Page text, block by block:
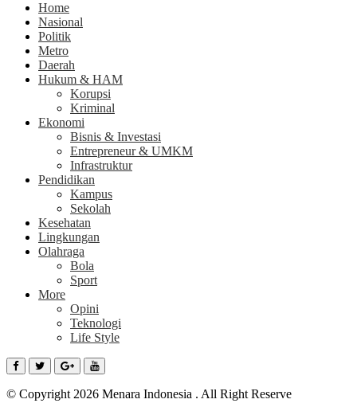
Home
Nasional
Politik
Metro
Daerah
Hukum & HAM
Korupsi
Kriminal
Ekonomi
Bisnis & Investasi
Entrepreneur & UMKM
Infrastruktur
Pendidikan
Kampus
Sekolah
Kesehatan
Lingkungan
Olahraga
Bola
Sport
More
Opini
Teknologi
Life Style
© Copyright 2026 Menara Indonesia . All Right Reserve